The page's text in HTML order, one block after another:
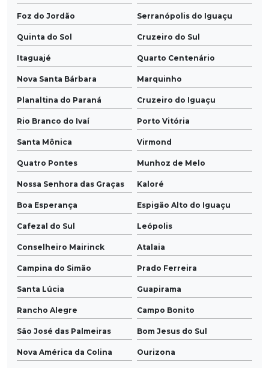
Foz do Jordão Serranópolis do Iguaçu
Quinta do Sol Cruzeiro do Sul
Itaguajé Quarto Centenário
Nova Santa Bárbara Marquinho
Planaltina do Paraná Cruzeiro do Iguaçu
Rio Branco do Ivaí Porto Vitória
Santa Mônica Virmond
Quatro Pontes Munhoz de Melo
Nossa Senhora das Graças Kaloré
Boa Esperança Espigão Alto do Iguaçu
Cafezal do Sul Leópolis
Conselheiro Mairinck Atalaia
Campina do Simão Prado Ferreira
Santa Lúcia Guapirama
Rancho Alegre Campo Bonito
São José das Palmeiras Bom Jesus do Sul
Nova América da Colina Ourizona